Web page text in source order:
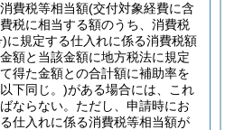
費税等相当額(交付対象経費に含
税に相当する額のうち、消費税
に規定する仕入れに係る消費税額
額と当該金額に地方税法に規定
得た金額との合計額に補助率を
下同じ。)がある場合には、これ
ならない。 ただし、申請時にお
仕入れに係る消費税等相当額が